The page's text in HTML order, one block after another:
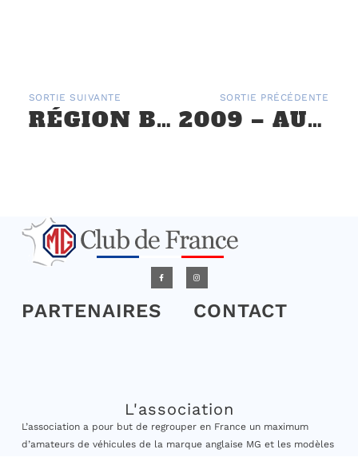
SORTIE SUIVANTE
RÉGION BOURGOGNE : CLASSIC-DAYS 2023 À MAGNY-COURS – 29 ET 30 AVRIL
SORTIE PRÉCÉDENTE
2009 – AUTODROME HERITAGE FESTIVAL MONTLHÉRY 19 SEPTEMBRE
PARTENAIRES CONTACT
L'association
L’association a pour but de regrouper en France un maximum
d’amateurs de véhicules de la marque anglaise MG et les modèles